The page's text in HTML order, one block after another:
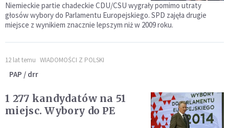
Niemieckie partie chadeckie CDU/CSU wygrały pomimo utraty
głosów wybory do Parlamentu Europejskiego. SPD zajęła drugie
miejsce z wynikiem znacznie lepszym niż w 2009 roku.
12 lat temu WIADOMOŚCI Z POLSKI
PAP / drr
1 277 kandydatów na 51
miejsc. Wybory do PE